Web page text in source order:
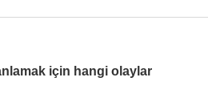
için hangi olaylar